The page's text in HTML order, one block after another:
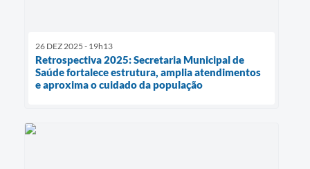
26 DEZ 2025 - 19h13
Retrospectiva 2025: Secretaria Municipal de
Saúde fortalece estrutura, amplia atendimentos
e aproxima o cuidado da população